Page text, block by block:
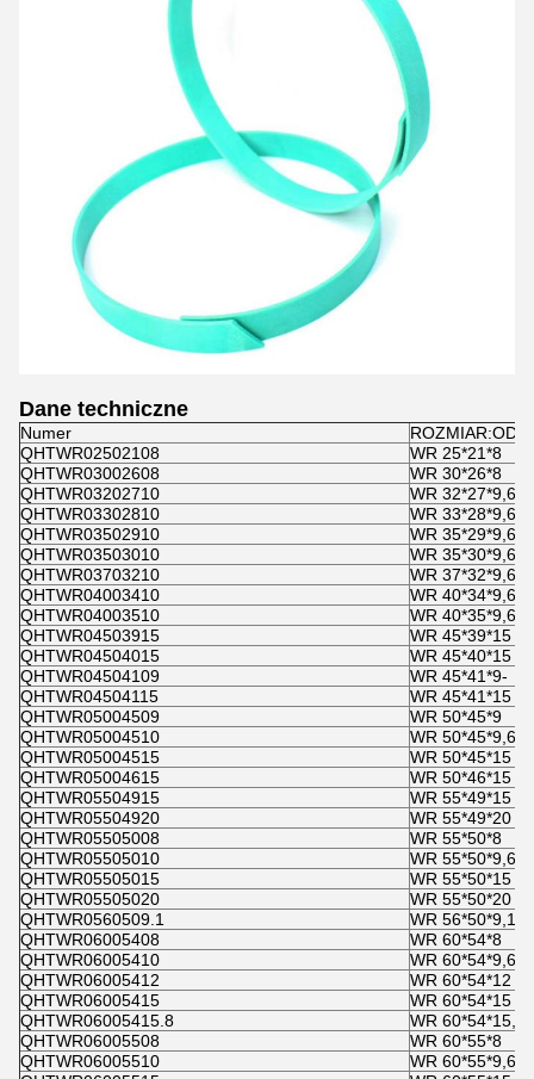
Dane techniczne
Numer
QHTWR02502108
WR 25*21*8
QHTWR03002608
WR 30*26*8
QHTWR03202710
WR 32*27*9,6
QHTWR03302810
WR 33*28*9,6
QHTWR03502910
WR 35*29*9,6
QHTWR03503010
WR 35*30*9,6
QHTWR03703210
WR 37*32*9,6
QHTWR04003410
WR 40*34*9,6
QHTWR04003510
WR 40*35*9,6
QHTWR04503915
WR 45*39*15
QHTWR04504015
WR 45*40*15
QHTWR04504109
WR 45*41*9-
QHTWR04504115
WR 45*41*15
QHTWR05004509
WR 50*45*9
QHTWR05004510
WR 50*45*9,6
QHTWR05004515
WR 50*45*15
QHTWR05004615
WR 50*46*15
QHTWR05504915
WR 55*49*15
QHTWR05504920
WR 55*49*20
QHTWR05505008
WR 55*50*8
QHTWR05505010
WR 55*50*9,6
QHTWR05505015
WR 55*50*15
QHTWR05505020
WR 55*50*20
QHTWR0560509.1
WR 56*50*9,1
QHTWR06005408
WR 60*54*8
QHTWR06005410
WR 60*54*9,6
QHTWR06005412
WR 60*54*12
QHTWR06005415
WR 60*54*15
QHTWR06005415.8
WR 60*54*15,8
QHTWR06005508
WR 60*55*8
QHTWR06005510
WR 60*55*9,6